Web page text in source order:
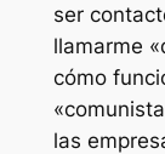
ser
llamarme
cómo
las